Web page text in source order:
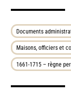
Documents
Maisons, officiers et
1661-1715 – règne